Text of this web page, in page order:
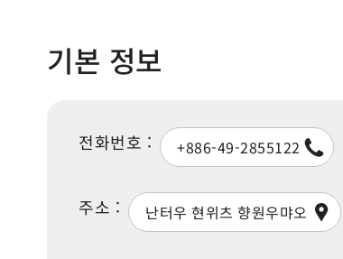
기본 정보
전화번호 : +886-49-2855122
주소 : 난터우 현위츠 향원우먀오